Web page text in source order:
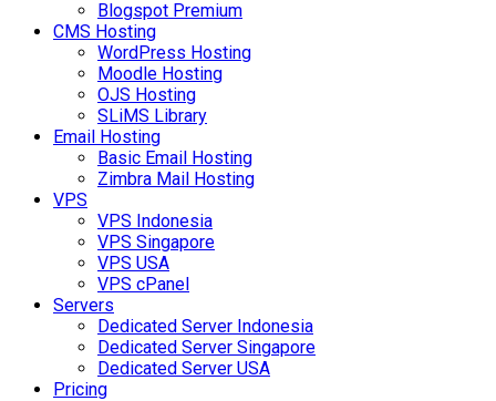
Blogspot Premium
CMS Hosting
WordPress Hosting
Moodle Hosting
OJS Hosting
SLiMS Library
Email Hosting
Basic Email Hosting
Zimbra Mail Hosting
VPS
VPS Indonesia
VPS Singapore
VPS USA
VPS cPanel
Servers
Dedicated Server Indonesia
Dedicated Server Singapore
Dedicated Server USA
Pricing